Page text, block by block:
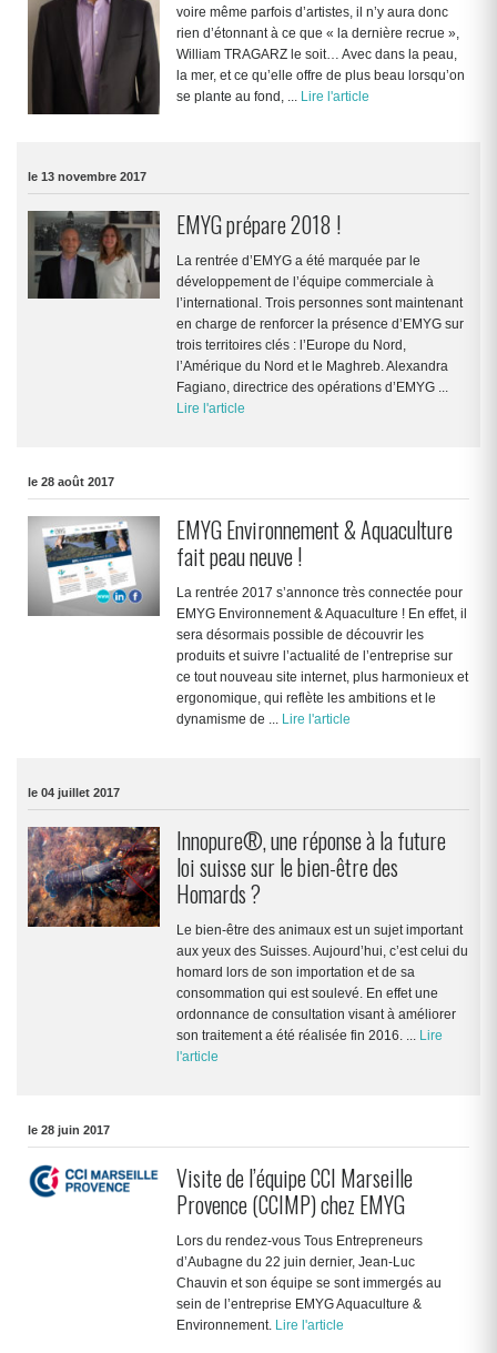
voire même parfois d’artistes, il n’y aura donc
rien d’étonnant à ce que « la dernière recrue »,
William TRAGARZ le soit… Avec dans la peau,
la mer, et ce qu’elle offre de plus beau lorsqu’on
se plante au fond, ... Lire l'article
le 13 novembre 2017
EMYG prépare 2018 !
La rentrée d’EMYG a été marquée par le
développement de l’équipe commerciale à
l’international. Trois personnes sont maintenant
en charge de renforcer la présence d’EMYG sur
trois territoires clés : l’Europe du Nord,
l’Amérique du Nord et le Maghreb. Alexandra
Fagiano, directrice des opérations d’EMYG ...
Lire l'article
le 28 août 2017
EMYG Environnement & Aquaculture
fait peau neuve !
La rentrée 2017 s’annonce très connectée pour
EMYG Environnement & Aquaculture ! En effet, il
sera désormais possible de découvrir les
produits et suivre l’actualité de l’entreprise sur
ce tout nouveau site internet, plus harmonieux et
ergonomique, qui reflète les ambitions et le
dynamisme de ... Lire l'article
le 04 juillet 2017
Innopure®, une réponse à la future
loi suisse sur le bien-être des
Homards ?
Le bien-être des animaux est un sujet important
aux yeux des Suisses. Aujourd’hui, c’est celui du
homard lors de son importation et de sa
consommation qui est soulevé. En effet une
ordonnance de consultation visant à améliorer
son traitement a été réalisée fin 2016. ... Lire
l'article
le 28 juin 2017
Visite de l’équipe CCI Marseille
Provence (CCIMP) chez EMYG
Lors du rendez-vous Tous Entrepreneurs
d’Aubagne du 22 juin dernier, Jean-Luc
Chauvin et son équipe se sont immergés au
sein de l’entreprise EMYG Aquaculture &
Environnement. Lire l'article